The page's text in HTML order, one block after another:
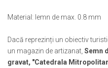
Oradea
Palate si Curti Domnesti
Colectia "Visit Romania"
Colectia Vintage
Material: lemn de max. 0.8 mm
Dacă reprezinți un obiectiv
un magazin de artizanat, Semn
gravat, "Catedrala